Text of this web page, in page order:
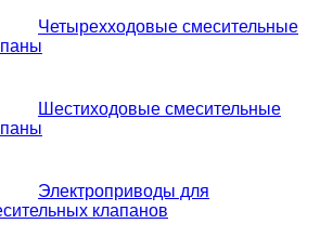
Четырехходовые смесительные
Шестиходовые смесительные
Электроприводы для
клапанов